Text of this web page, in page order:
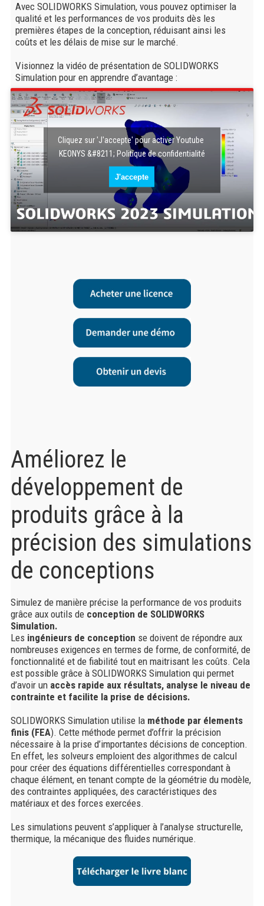
Avec SOLIDWORKS Simulation, vous pouvez optimiser la
qualité et les performances de vos produits dès les
premières étapes de la conception, réduisant ainsi les
coûts et les délais de mise sur le marché.
Visionnez la vidéo de présentation de SOLIDWORKS
Simulation pour en apprendre d’avantage :
Cliquez sur 'J'accepte' pour activer Youtube
KEONYS &#8211; Politique de confidentialité
J'accepte
Améliorez le
développement de
produits grâce à la
précision des simulations
de conceptions
Simulez de manière précise la performance de vos produits
grâce aux outils de conception de SOLIDWORKS
Simulation.
Les ingénieurs de conception se doivent de répondre aux
nombreuses exigences en termes de forme, de conformité, de
fonctionnalité et de fiabilité tout en maitrisant les coûts. Cela
est possible grâce à SOLIDWORKS Simulation qui permet
d’avoir un accès rapide aux résultats, analyse le niveau de
contrainte et facilite la prise de décisions.
SOLIDWORKS Simulation utilise la méthode par élements
finis (FEA). Cette méthode permet d’offrir la précision
nécessaire à la prise d’importantes décisions de conception.
En effet, les solveurs emploient des algorithmes de calcul
pour créer des équations différentielles correspondant à
chaque élément, en tenant compte de la géométrie du modèle,
des contraintes appliquées, des caractéristiques des
matériaux et des forces exercées.
Les simulations peuvent s’appliquer à l’analyse structurelle,
thermique, la mécanique des fluides numérique.